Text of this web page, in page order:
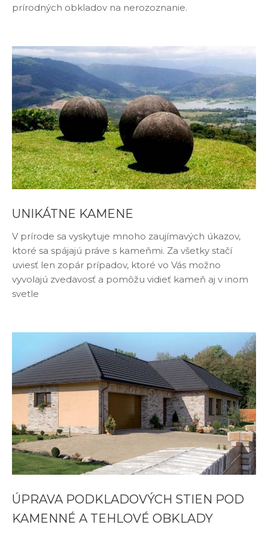
prírodných obkladov na nerozoznanie.
UNIKÁTNE KAMENE
V prírode sa vyskytuje mnoho zaujímavých úkazov,
ktoré sa spájajú práve s kameňmi. Za všetky stačí
uviesť len zopár prípadov, ktoré vo Vás možno
vyvolajú zvedavosť a pomôžu vidieť kameň aj v inom
svetle
ÚPRAVA PODKLADOVÝCH STIEN POD
KAMENNÉ A TEHLOVÉ OBKLADY